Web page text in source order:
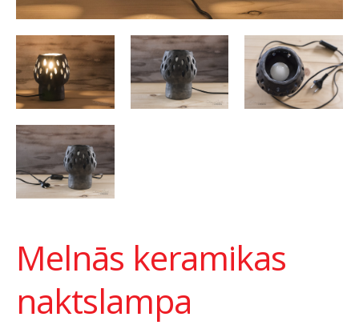
Melnās keramikas
naktslampa